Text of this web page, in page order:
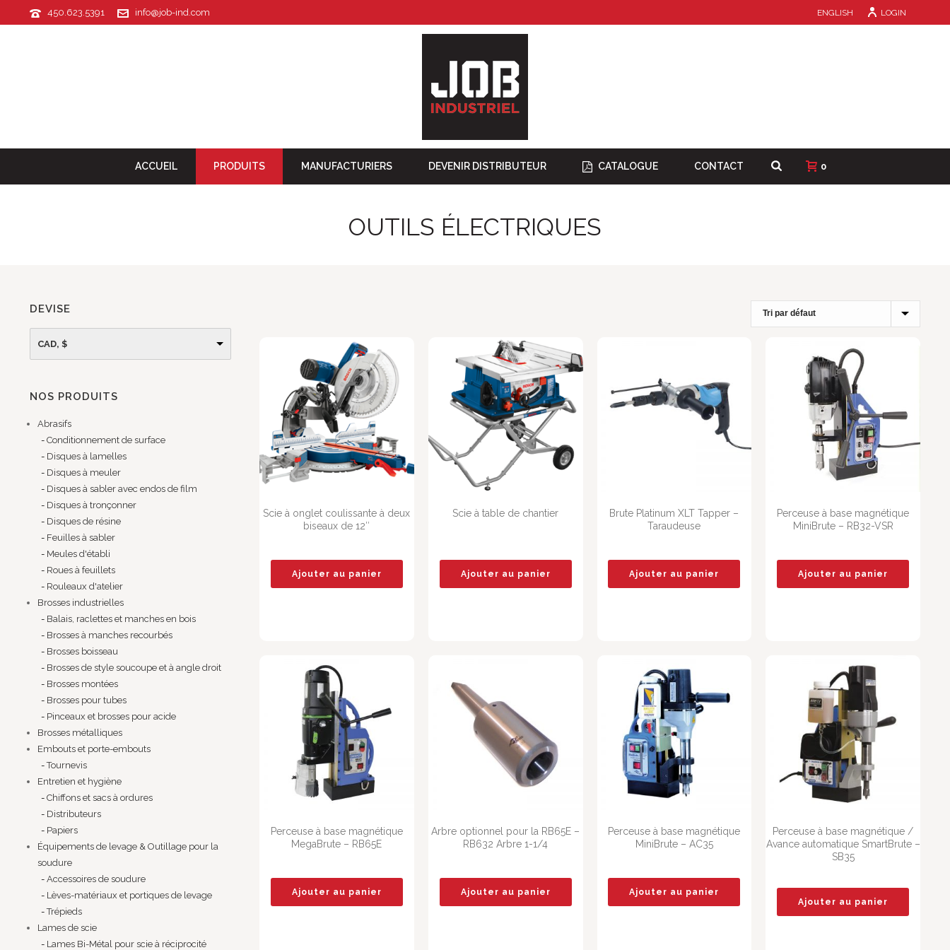
450.623.5391 info@job-ind.com ENGLISH LOGIN
ACCUEIL PRODUITS MANUFACTURIERS DEVENIR DISTRIBUTEUR CATALOGUE CONTACT 0
OUTILS ÉLECTRIQUES
Scie à onglet coulissante à deux
biseaux de 12″
Ajouter au panier
Scie à table de chantier
Ajouter au panier
Brute Platinum XLT Tapper –
Taraudeuse
Ajouter au panier
Perceuse à base magnétique
MiniBrute – RB32-VSR
Ajouter au panier
Perceuse à base magnétique
MegaBrute – RB65E
Ajouter au panier
Arbre optionnel pour la RB65E –
RB632 Arbre 1-1/4
Ajouter au panier
Perceuse à base magnétique
MiniBrute – AC35
Ajouter au panier
Perceuse à base magnétique /
Avance automatique SmartBrute –
SB35
Ajouter au panier
DEVISE
CAD, $
NOS PRODUITS
Abrasifs
Conditionnement de surface
Disques à lamelles
Disques à meuler
Disques à sabler avec endos de film
Disques à tronçonner
Disques de résine
Feuilles à sabler
Meules d'établi
Roues à feuillets
Rouleaux d'atelier
Brosses industrielles
Balais, raclettes et manches en bois
Brosses à manches recourbés
Brosses boisseau
Brosses de style soucoupe et à angle droit
Brosses montées
Brosses pour tubes
Pinceaux et brosses pour acide
Brosses métalliques
Embouts et porte-embouts
Tournevis
Entretien et hygiène
Chiffons et sacs à ordures
Distributeurs
Papiers
Équipements de levage & Outillage pour la
soudure
Accessoires de soudure
Lèves-matériaux et portiques de levage
Trépieds
Lames de scie
Lames Bi-Métal pour scie à réciprocité